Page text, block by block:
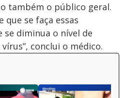
também o público geral.
se faça essas
se diminua o nível de
conclui o médico.